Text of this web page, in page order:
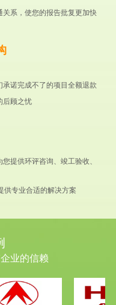
系，使您的报告批复更加快
诺完成不了的项目全额退款
后顾之忧
提供环评咨询、竣工验收、
供专业合适的解决方案
业的信赖